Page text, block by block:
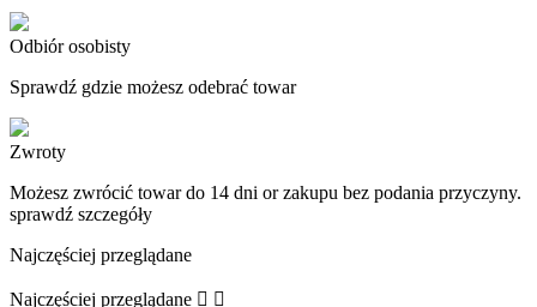
Odbiór osobisty
Sprawdź gdzie możesz odebrać towar
Zwroty
Możesz zwrócić towar do 14 dni or zakupu bez podania przyczyny.
sprawdź szczegóły
Najczęściej przeglądane
Najczęściej przeglądane  